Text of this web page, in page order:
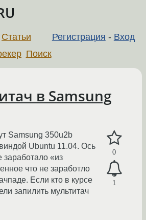
Регистрация - Вход
Статьи
Поиск
в Samsung
0
1
Samsung 350u2b
Ubuntu 11.04. Ось
заработало «из
что не заработло
Если кто в курсе
запилить мультитач